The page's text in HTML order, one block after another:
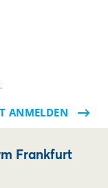
ANMELDEN
Frankfurt